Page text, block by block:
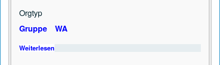
Orgtyp
Gruppe
WA
Weiterlesen